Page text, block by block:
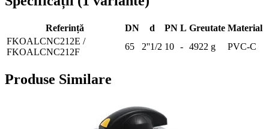
Referință DN d PN L Greutate Material
FKOALCNC212E /
FKOALCNC212F
65 2''1/2 10 - 4922 g PVC-C
Produse Similare